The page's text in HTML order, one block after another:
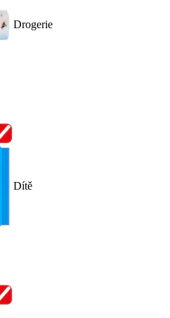
Drogerie
Dítě